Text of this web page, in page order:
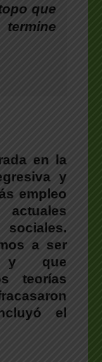
que
en la
y
empleo
a ser
y que
teorías
el